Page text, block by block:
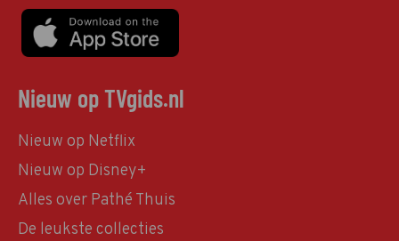
Nieuw op TVgids.nl
Nieuw op Netflix
Nieuw op Disney+
Alles over Pathé Thuis
De leukste collecties